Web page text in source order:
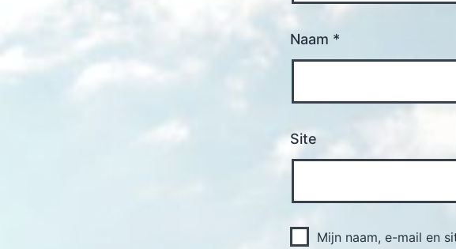
Naam *
Site
Mijn naam, e-mail en